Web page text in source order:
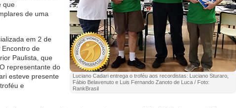
Luciano Cadari entrega o troféu aos recordistas: Luciano Sturaro,
Fábio Belavenuto e Luis Fernando Zanoto de Luca / Foto:
RankBrasil
que
de uma
em 2 de
Encontro de
Paulista, que
representante do
esteve presente
e